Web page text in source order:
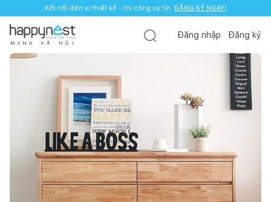
Kết nối đơn vị thiết kế - thi công uy tín. ĐĂNG KÝ NGAY!
M Ạ N G X Ã H Ộ I
Đăng nhập Đăng ký